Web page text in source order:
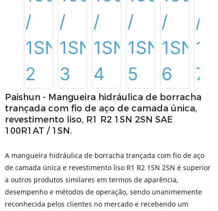
Paishun - Mangueira hidráulica de borracha
trançada com fio de aço de camada única,
revestimento liso, R1 R2 1SN 2SN SAE
100R1AT / 1SN.
A mangueira hidráulica de borracha trançada com fio de aço
de camada única e revestimento liso R1 R2 1SN 2SN é superior
a outros produtos similares em termos de aparência,
desempenho e métodos de operação, sendo unanimemente
reconhecida pelos clientes no mercado e recebendo um